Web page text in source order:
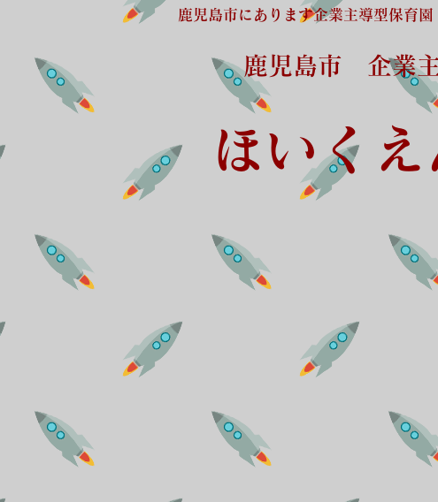
鹿児島市にあります企業主導型保育
鹿児島市 企業
ほいく